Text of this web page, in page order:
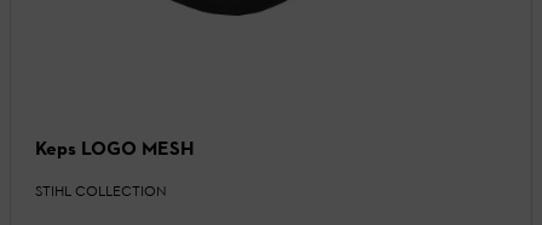
Keps LOGO MESH
STIHL COLLECTION